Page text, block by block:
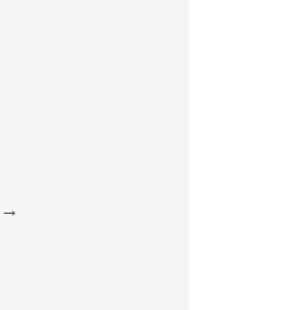
→